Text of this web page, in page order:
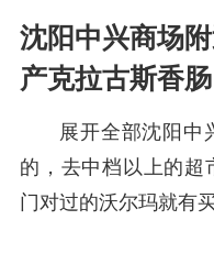
沈阳中兴商场
产克拉古斯香肠
展开全部沈阳中
的，去中档以上的超
门对过的沃尔玛就有